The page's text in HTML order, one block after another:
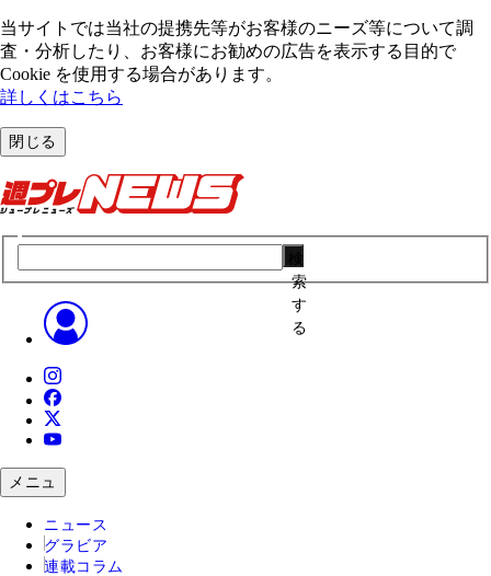
当サイトでは当社の提携先等がお客様のニーズ等について調
査・分析したり、お客様にお勧めの広告を表⽰する⽬的で
Cookie を使⽤する場合があります。
詳しくはこちら
閉じる
索
す
る
メニュ
ニュース
グラビア
連載コラム